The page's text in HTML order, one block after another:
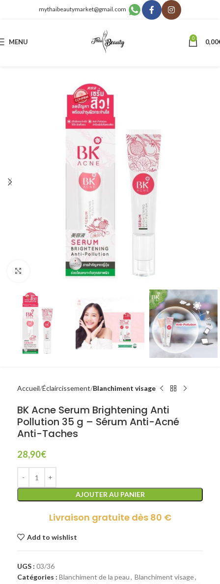
mythaibeautymarket@gmail.com
MENU 0 0,00
Click to enlarge
Accueil Éclaircissement Blanchiment visage
BK Acne Serum Brightening Anti
Pollution 35 g – Sérum Anti-Acné
Anti-Taches
28,90€
AJOUTER AU PANIER
Livraison gratuite dès 80 €
Add to wishlist
UGS : 03/36
Catégories : Blanchiment de la peau, Blanchiment visage,